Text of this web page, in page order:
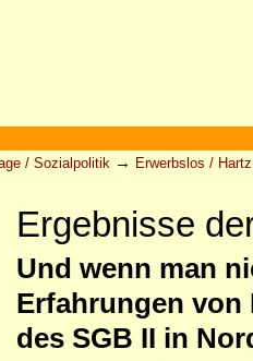
/ Sozialpolitik → Erwerbslos /
Ergebnisse
Und wenn man
Erfahrungen von
des SGB II in